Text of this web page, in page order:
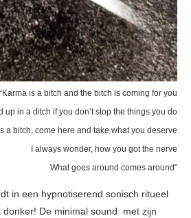
“Karma is a bitch and the bitch is coming for you
up in a ditch if you don’t stop the things you do
a bitch, come here and take what you deserve
I always wonder, how you got the nerve
What goes around comes around”
in een hypnotiserend sonisch ritueel
donker! De minimal sound met zijn